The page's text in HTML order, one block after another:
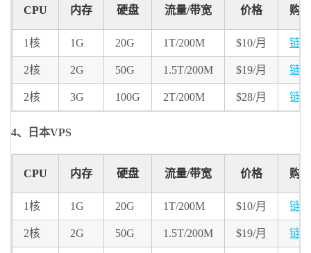
CPU 内存 硬盘 流量/带宽 价格 购买
1核 1G 20G 1T/200M $10/月 链接
2核 2G 50G 1.5T/200M $19/月 链接
2核 3G 100G 2T/200M $28/月 链接
4、日本VPS
CPU 内存 硬盘 流量/带宽 价格 购买
1核 1G 20G 1T/200M $10/月 链接
2核 2G 50G 1.5T/200M $19/月 链接